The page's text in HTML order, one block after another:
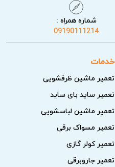
شماره همراه :
09190111214
خدمات
تعمیر ماشین ظرفشویی
تعمیر ساید بای ساید
تعمیر ماشین لباسشویی
تعمیر مسواک برقی
تعمیر کولر گازی
تعمیر جاروبرقی